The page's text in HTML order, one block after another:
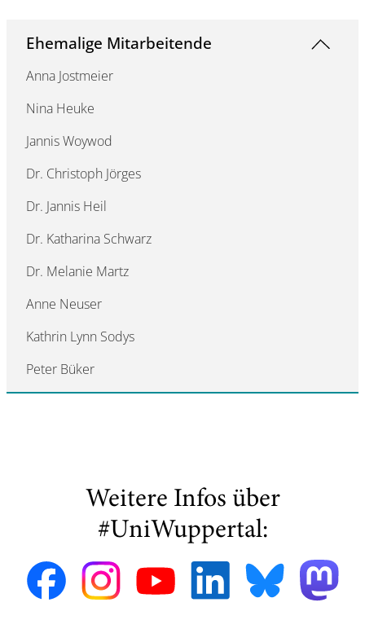
Ehemalige Mitarbeitende
Anna Jostmeier
Nina Heuke
Jannis Woywod
Dr. Christoph Jörges
Dr. Jannis Heil
Dr. Katharina Schwarz
Dr. Melanie Martz
Anne Neuser
Kathrin Lynn Sodys
Peter Büker
Weitere Infos über
#UniWuppertal: